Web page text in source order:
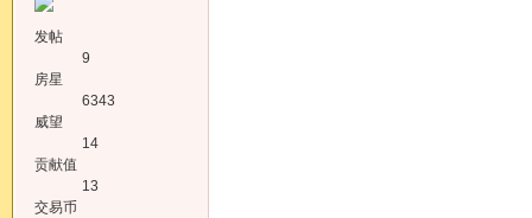
发帖
9
房星
6343
威望
14
贡献值
13
交易币